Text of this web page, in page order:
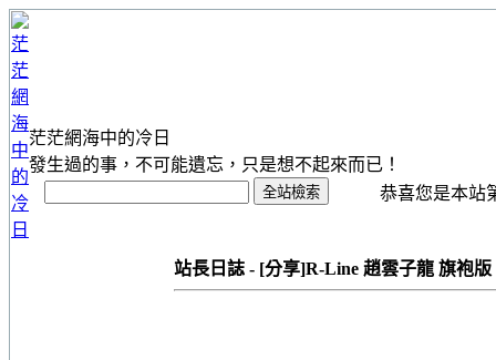
茫茫網海中的冷日
發生過的事，不可能遺忘，只是想不起來而已！
恭喜您是本站
站長日誌 - [分享]R-Line 趙雲子龍 旗袍版